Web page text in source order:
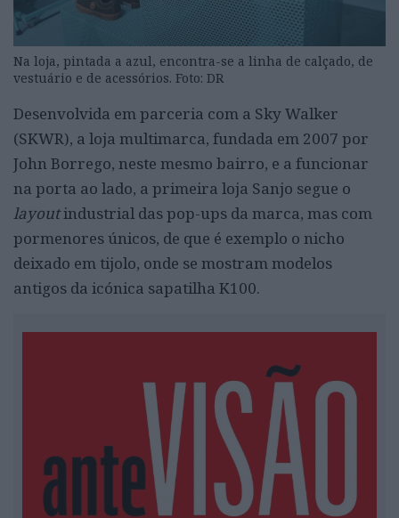
Na loja, pintada a azul, encontra-se a linha de calçado, de
vestuário e de acessórios. Foto: DR
Desenvolvida em parceria com a Sky Walker
(SKWR), a loja multimarca, fundada em 2007 por
John Borrego, neste mesmo bairro, e a funcionar
na porta ao lado, a primeira loja Sanjo segue o
layoutindustrial das pop-ups da marca, mas com
pormenores únicos, de que é exemplo o nicho
deixado em tijolo, onde se mostram modelos
antigos da icónica sapatilha K100.